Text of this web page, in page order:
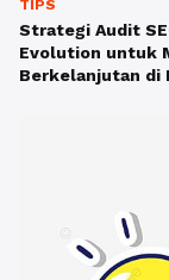
TIPS
Strategi Audit
Evolution untuk
Berkelanjutan di